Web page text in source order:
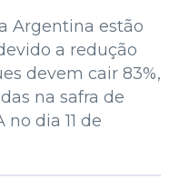
Argentina estão
a redução
devem cair 83%,
na safra de
dia 11 de